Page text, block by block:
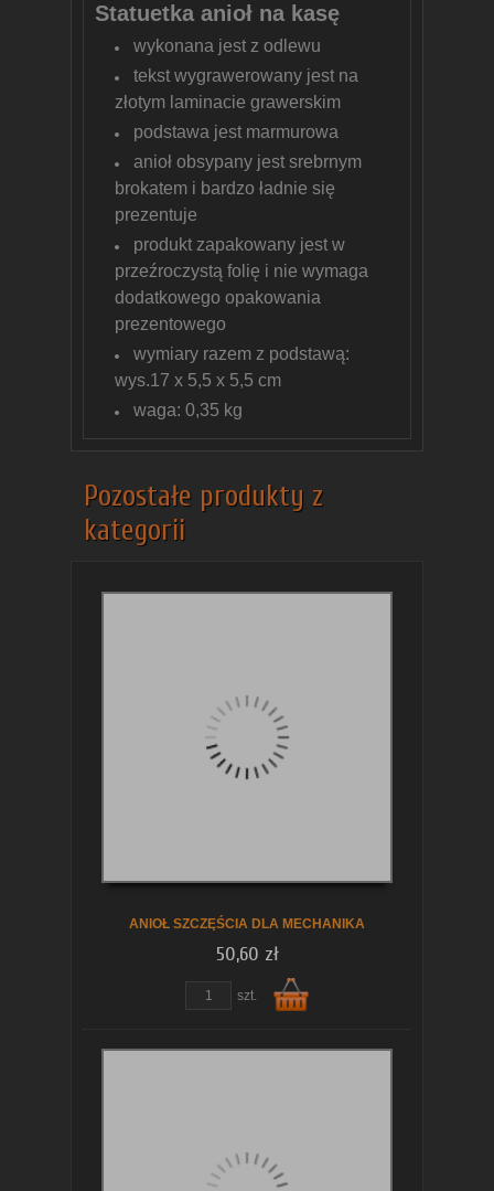
Statuetka anioł na kasę
wykonana jest z odlewu
tekst wygrawerowany jest na
złotym laminacie grawerskim
podstawa jest marmurowa
anioł obsypany jest srebrnym
brokatem i bardzo ładnie się
prezentuje
produkt zapakowany jest w
przeźroczystą folię i nie wymaga
dodatkowego opakowania
prezentowego
wymiary razem z podstawą:
wys.17 x 5,5 x 5,5 cm
waga: 0,35 kg
Pozostałe produkty z
kategorii
ANIOŁ SZCZĘŚCIA DLA MECHANIKA
50,60 zł
szt.